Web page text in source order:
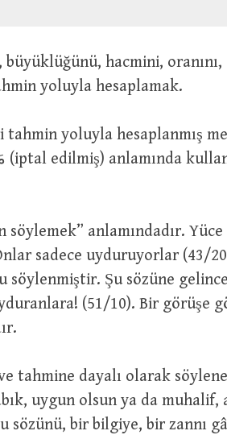
yoluyla hesaplamak.
söylenmiştir. Şu sözüne
tahmine dayalı olarak
uygun olsun ya da muhalif,